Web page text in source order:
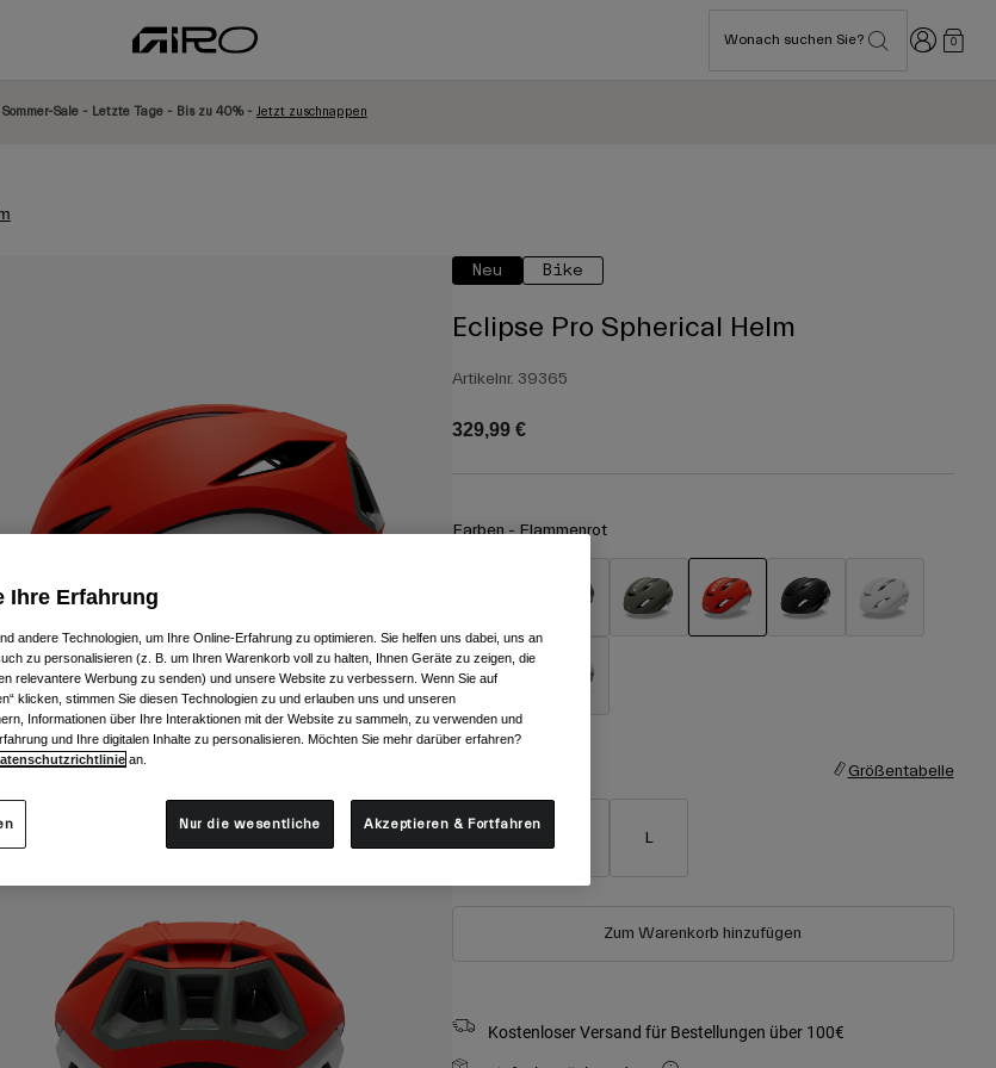
Wonach suchen Sie? Anmelden
0
Sommer-Sale - Letzte Tage - Bis zu 40% - Jetzt zuschnappen
Neu Bike
Eclipse Pro Spherical Helm
Artikelnr. 39365
329,99 €
Farben -Flammenrot
Größentabelle
L
Zum Warenkorb hinzufügen
Kostenloser Versand für Bestellungen über 100€
Ihre Erfahrung
andere Technologien, um Ihre Online-Erfahrung zu optimieren. Sie helfen uns dabei, uns an
zu personalisieren (z. B. um Ihren Warenkorb voll zu halten, Ihnen Geräte zu zeigen, die
relevantere Werbung zu senden) und unsere Website zu verbessern. Wenn Sie auf
klicken, stimmen Sie diesen Technologien zu und erlauben uns und unseren
Informationen über Ihre Interaktionen mit der Website zu sammeln, zu verwenden und
und Ihre digitalen Inhalte zu personalisieren. Möchten Sie mehr darüber erfahren?
an.
Nur die wesentliche Akzeptieren & Fortfahren